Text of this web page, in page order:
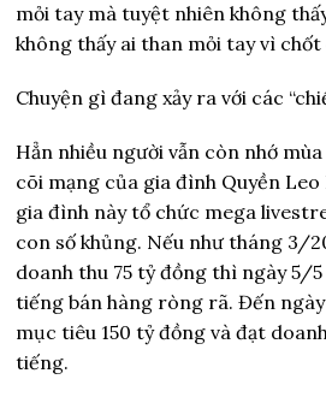
mỏi tay mà tuyệt nhiên không
không thấy ai than mỏi tay vì chốt
Chuyện gì đang xảy ra với các
Hẳn nhiều người vẫn còn nhớ mùa
cõi mạng của gia đình Quyền Leo
gia đình này tổ chức mega
con số khủng. Nếu như tháng 3/
doanh thu 75 tỷ đồng thì ngày 5/5
tiếng bán hàng ròng rã. Đến
mục tiêu 150 tỷ đồng và đạt
tiếng.